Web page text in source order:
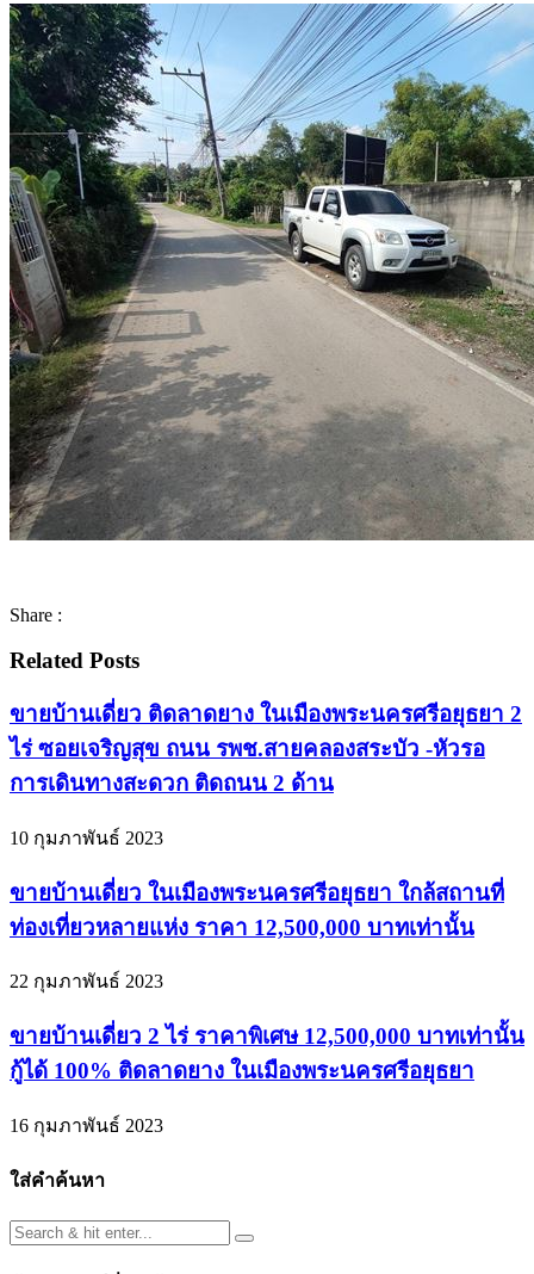
Share :
Related Posts
ขายบ้านเดี่ยว ติดลาดยาง ในเมืองพระนครศรีอยุธยา 2
ไร่ ซอยเจริญสุข ถนน รพช.สายคลองสระบัว -หัวรอ
การเดินทางสะดวก ติดถนน 2 ด้าน
10 กุมภาพันธ์ 2023
ขายบ้านเดี่ยว ในเมืองพระนครศรีอยุธยา ใกล้สถานที่
ท่องเที่ยวหลายแห่ง ราคา 12,500,000 บาทเท่านั้น
22 กุมภาพันธ์ 2023
ขายบ้านเดี่ยว 2 ไร่ ราคาพิเศษ 12,500,000 บาทเท่านั้น
กู้ได้ 100% ติดลาดยาง ในเมืองพระนครศรีอยุธยา
16 กุมภาพันธ์ 2023
ใส่คำค้นหา